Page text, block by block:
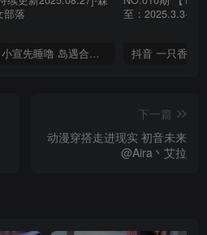
小宣先睡噜 岛遇合集[持续更新2025.08.27]
下一篇
动漫穿搭走进现实 初音未来
@Aira丶艾拉